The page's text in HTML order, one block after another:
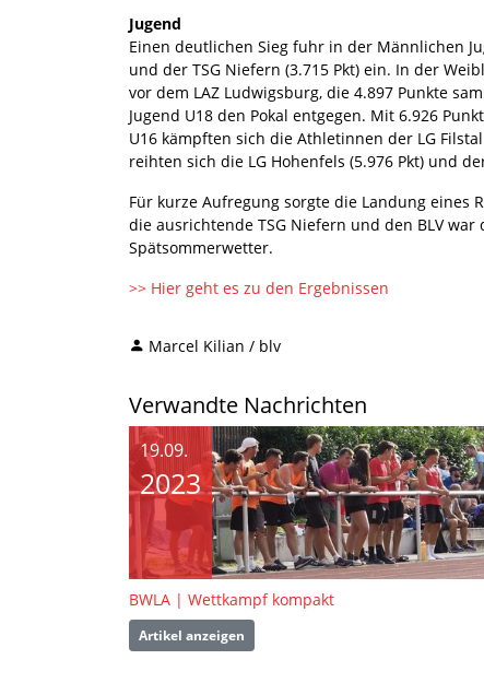
Jugend
Einen deutlichen Sieg fuhr in der Männlichen
und der TSG Niefern (3.715 Pkt) ein. In der
vor dem LAZ Ludwigsburg, die 4.897 Punkte
Jugend U18 den Pokal entgegen. Mit 6.926
U16 kämpften sich die Athletinnen der LG
reihten sich die LG Hohenfels (5.976 Pkt) und
Für kurze Aufregung sorgte die Landung eines
die ausrichtende TSG Niefern und den BLV
Spätsommerwetter.
>> Hier geht es zu den Ergebnissen
Marcel Kilian / blv
Verwandte Nachrichten
19.09.
2023
BWLA | Wettkampf kompakt
Artikel anzeigen